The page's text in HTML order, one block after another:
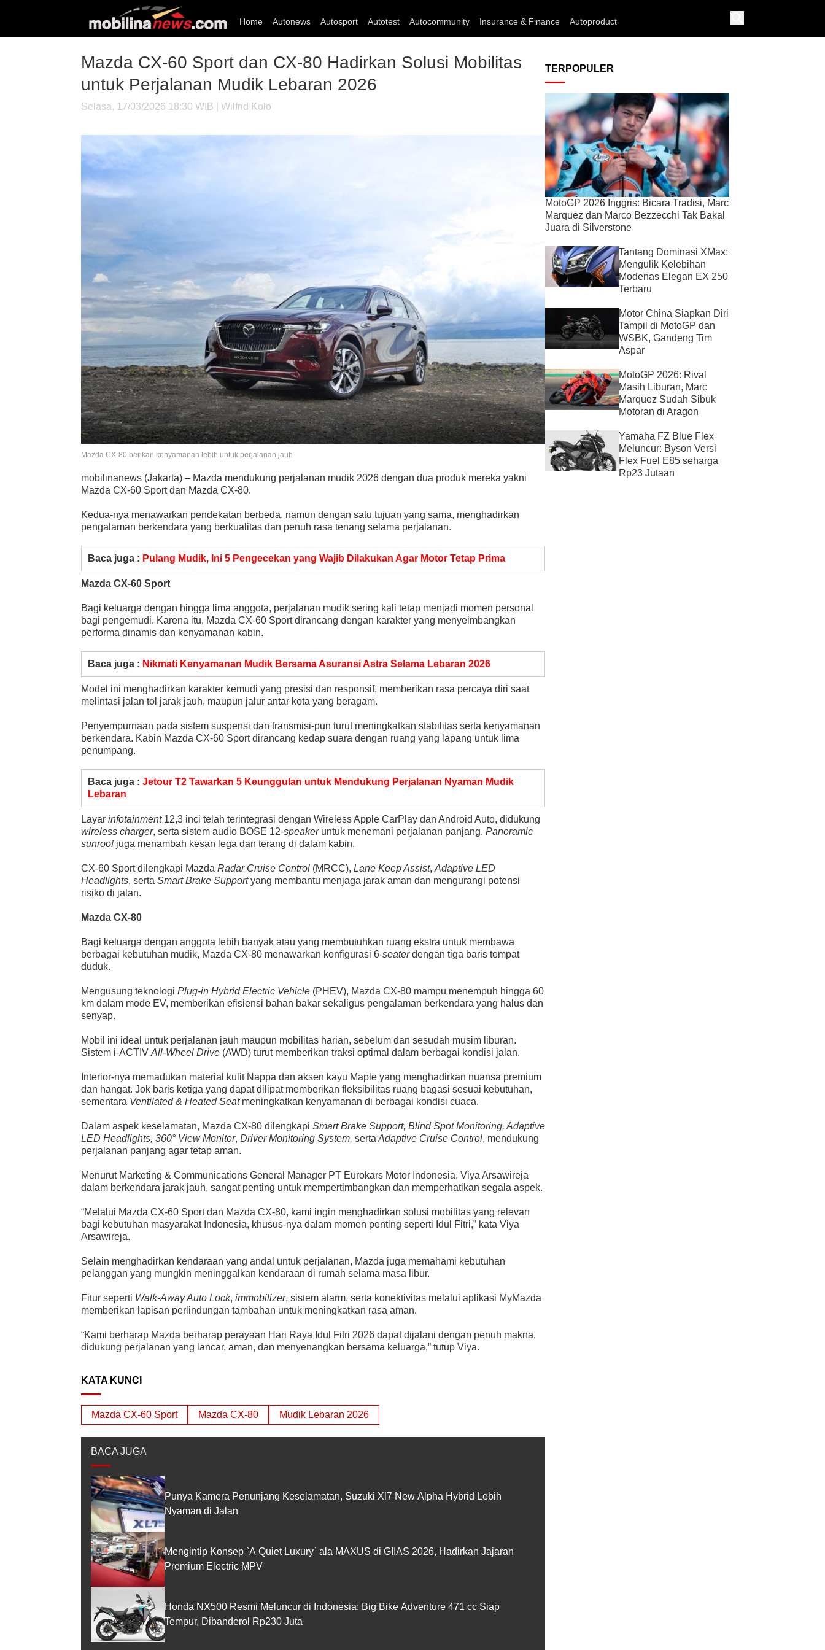
Home Autonews Autosport Autotest Autocommunity Insurance & Finance Autoproduct
Mazda CX-60 Sport dan CX-80 Hadirkan Solusi Mobilitas
untuk Perjalanan Mudik Lebaran 2026
Selasa, 17/03/2026 18:30 WIB | Wilfrid Kolo
Mazda CX-80 berikan kenyamanan lebih untuk perjalanan jauh
mobilinanews (Jakarta) – Mazda mendukung perjalanan mudik 2026 dengan dua produk mereka yakni
Mazda CX-60 Sport dan Mazda CX-80.
Kedua-nya menawarkan pendekatan berbeda, namun dengan satu tujuan yang sama, menghadirkan
pengalaman berkendara yang berkualitas dan penuh rasa tenang selama perjalanan.
Baca juga : Pulang Mudik, Ini 5 Pengecekan yang Wajib Dilakukan Agar Motor Tetap Prima
Mazda CX-60 Sport
Bagi keluarga dengan hingga lima anggota, perjalanan mudik sering kali tetap menjadi momen personal
bagi pengemudi. Karena itu, Mazda CX-60 Sport dirancang dengan karakter yang menyeimbangkan
performa dinamis dan kenyamanan kabin.
Baca juga : Nikmati Kenyamanan Mudik Bersama Asuransi Astra Selama Lebaran 2026
Model ini menghadirkan karakter kemudi yang presisi dan responsif, memberikan rasa percaya diri saat
melintasi jalan tol jarak jauh, maupun jalur antar kota yang beragam.
Penyempurnaan pada sistem suspensi dan transmisi-pun turut meningkatkan stabilitas serta kenyamanan
berkendara. Kabin Mazda CX-60 Sport dirancang kedap suara dengan ruang yang lapang untuk lima
penumpang.
Baca juga : Jetour T2 Tawarkan 5 Keunggulan untuk Mendukung Perjalanan Nyaman Mudik
Lebaran
Layar infotainment12,3 inci telah terintegrasi dengan Wireless Apple CarPlay dan Android Auto, didukung
wireless charger, serta sistem audio BOSE 12-speakeruntuk menemani perjalanan panjang. Panoramic
sunroofjuga menambah kesan lega dan terang di dalam kabin.
CX-60 Sport dilengkapi Mazda Radar Cruise Control (MRCC), Lane Keep Assist, Adaptive LED
Headlights, serta Smart Brake Supportyang membantu menjaga jarak aman dan mengurangi potensi
risiko di jalan.
Mazda CX-80
Bagi keluarga dengan anggota lebih banyak atau yang membutuhkan ruang ekstra untuk membawa
berbagai kebutuhan mudik, Mazda CX-80 menawarkan konfigurasi 6-seaterdengan tiga baris tempat
duduk.
Mengusung teknologi Plug-in Hybrid Electric Vehicle (PHEV), Mazda CX-80 mampu menempuh hingga 60
km dalam mode EV, memberikan efisiensi bahan bakar sekaligus pengalaman berkendara yang halus dan
senyap.
Mobil ini ideal untuk perjalanan jauh maupun mobilitas harian, sebelum dan sesudah musim liburan.
Sistem i-ACTIV All-Wheel Drive (AWD) turut memberikan traksi optimal dalam berbagai kondisi jalan.
Interior-nya memadukan material kulit Nappa dan aksen kayu Maple yang menghadirkan nuansa premium
dan hangat. Jok baris ketiga yang dapat dilipat memberikan fleksibilitas ruang bagasi sesuai kebutuhan,
sementara Ventilated & Heated Seatmeningkatkan kenyamanan di berbagai kondisi cuaca.
Dalam aspek keselamatan, Mazda CX-80 dilengkapi Smart Brake Support, Blind Spot Monitoring, Adaptive
LED Headlights, 360° View Monitor, Driver Monitoring System, serta Adaptive Cruise Control, mendukung
perjalanan panjang agar tetap aman.
Menurut Marketing & Communications General Manager PT Eurokars Motor Indonesia, Viya Arsawireja
dalam berkendara jarak jauh, sangat penting untuk mempertimbangkan dan memperhatikan segala aspek.
“Melalui Mazda CX-60 Sport dan Mazda CX-80, kami ingin menghadirkan solusi mobilitas yang relevan
bagi kebutuhan masyarakat Indonesia, khusus-nya dalam momen penting seperti Idul Fitri,” kata Viya
Arsawireja.
Selain menghadirkan kendaraan yang andal untuk perjalanan, Mazda juga memahami kebutuhan
pelanggan yang mungkin meninggalkan kendaraan di rumah selama masa libur.
Fitur seperti Walk-Away Auto Lock, immobilizer, sistem alarm, serta konektivitas melalui aplikasi MyMazda
memberikan lapisan perlindungan tambahan untuk meningkatkan rasa aman.
“Kami berharap Mazda berharap perayaan Hari Raya Idul Fitri 2026 dapat dijalani dengan penuh makna,
didukung perjalanan yang lancar, aman, dan menyenangkan bersama keluarga,” tutup Viya.
KATA KUNCI
Mazda CX-60 Sport Mazda CX-80 Mudik Lebaran 2026
BACA JUGA
Punya Kamera Penunjang Keselamatan, Suzuki Xl7 New Alpha Hybrid Lebih
Nyaman di Jalan
Mengintip Konsep `A Quiet Luxury` ala MAXUS di GIIAS 2026, Hadirkan Jajaran
Premium Electric MPV
Honda NX500 Resmi Meluncur di Indonesia: Big Bike Adventure 471 cc Siap
Tempur, Dibanderol Rp230 Juta
TERPOPULER
MotoGP 2026 Inggris: Bicara Tradisi, Marc
Marquez dan Marco Bezzecchi Tak Bakal
Juara di Silverstone
Tantang Dominasi XMax:
Mengulik Kelebihan
Modenas Elegan EX 250
Terbaru
Motor China Siapkan Diri
Tampil di MotoGP dan
WSBK, Gandeng Tim
Aspar
MotoGP 2026: Rival
Masih Liburan, Marc
Marquez Sudah Sibuk
Motoran di Aragon
Yamaha FZ Blue Flex
Meluncur: Byson Versi
Flex Fuel E85 seharga
Rp23 Jutaan